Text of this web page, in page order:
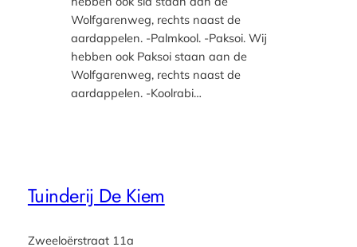
Wolfgarenweg, rechts naast de
aardappelen. -Palmkool. -Paksoi. Wij
hebben ook Paksoi staan aan de
Wolfgarenweg, rechts naast de
aardappelen. -Koolrabi…
Tuinderij De Kiem
Zweeloërstraat 11a